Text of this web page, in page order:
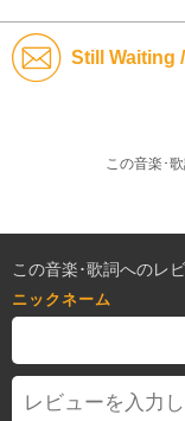
Still Waiting
この音楽･
この音楽･歌詞へのレ
ニックネーム